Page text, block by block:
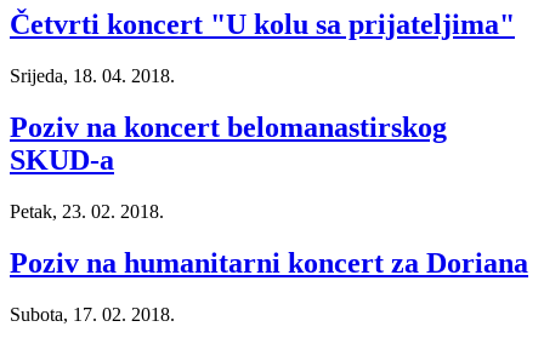
Četvrti koncert "U kolu sa prijateljima"
Srijeda, 18. 04. 2018.
Poziv na koncert belomanastirskog
SKUD-a
Petak, 23. 02. 2018.
Poziv na humanitarni koncert za Doriana
Subota, 17. 02. 2018.